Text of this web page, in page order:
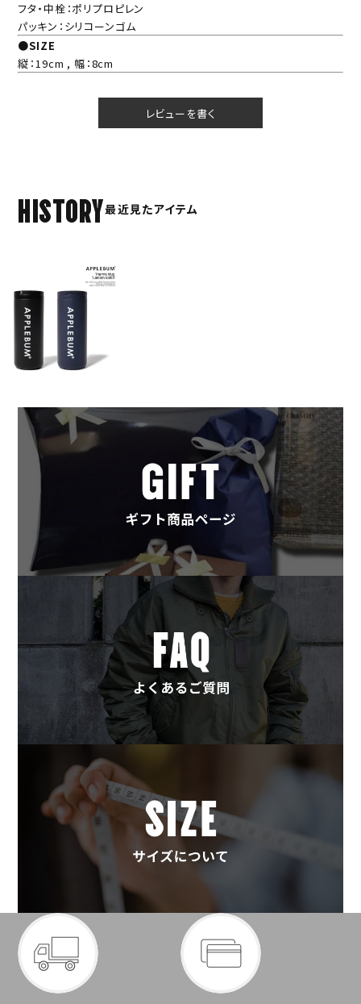
フタ・中栓：ポリプロピレン
パッキン：シリコーンゴム
●SIZE
縦：19cm , 幅：8cm
レビューを書く
HISTORY最近見たアイテム